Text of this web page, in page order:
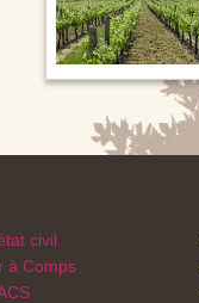
civil
à Comps